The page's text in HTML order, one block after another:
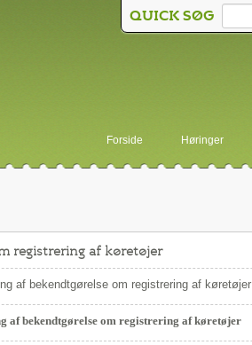
QUICK SØG
Forside Høringer
registrering af køretøjer
af bekendtgørelse om registrering af køretøjer
af bekendtgørelse om registrering af køretøjer